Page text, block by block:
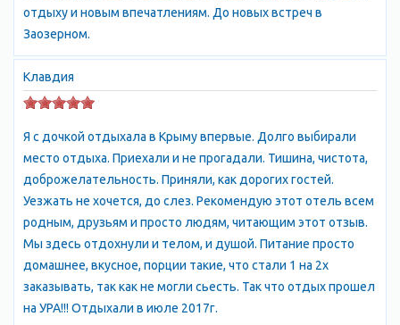
отдыху и новым впечатлениям. До новых встреч в
Заозерном.
Клавдия
Я с дочкой отдыхала в Крыму впервые. Долго выбирали
место отдыха. Приехали и не прогадали. Тишина, чистота,
доброжелательность. Приняли, как дорогих гостей.
Уезжать не хочется, до слез. Рекомендую этот отель всем
родным, друзьям и просто людям, читающим этот отзыв.
Мы здесь отдохнули и телом, и душой. Питание просто
домашнее, вкусное, порции такие, что стали 1 на 2х
заказывать, так как не могли сьесть. Так что отдых прошел
на УРА!!! Отдыхали в июле 2017г.